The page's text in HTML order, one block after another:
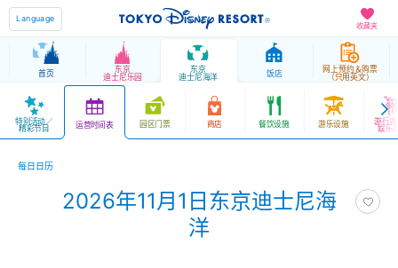
收藏夹
Language
首页 东京
迪士尼乐园
东京
迪士尼海洋 饭店 网上预约＆购票
（只用英文）
特别活动／
精彩节目 运营时间表 园区门票 商店 餐饮设施 游乐设施 游行
娱乐
每日日历
2026年11月1日东京迪士尼海
洋